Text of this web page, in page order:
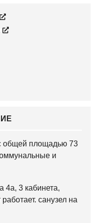
общей площадью 73
и
4а, 3 кабинета,
санузел на